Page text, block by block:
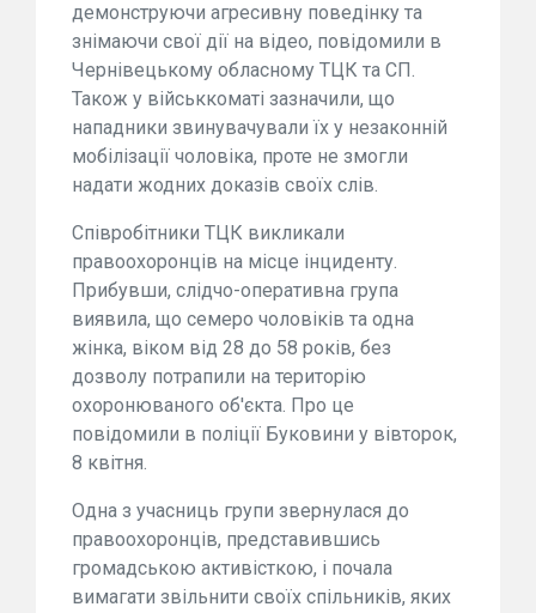
демонструючи агресивну поведінку та
знімаючи свої дії на відео, повідомили в
Чернівецькому обласному ТЦК та СП.
Також у військкоматі зазначили, що
нападники звинувачували їх у незаконній
мобілізації чоловіка, проте не змогли
надати жодних доказів своїх слів.
Співробітники ТЦК викликали
правоохоронців на місце інциденту.
Прибувши, слідчо-оперативна група
виявила, що семеро чоловіків та одна
жінка, віком від 28 до 58 років, без
дозволу потрапили на територію
охоронюваного об'єкта. Про це
повідомили в поліції Буковини у вівторок,
8 квітня.
Одна з учасниць групи звернулася до
правоохоронців, представившись
громадською активісткою, і почала
вимагати звільнити своїх спільників, яких